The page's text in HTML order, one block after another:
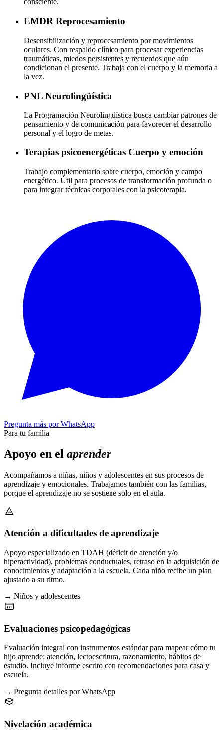
consciente.
EMDR Reprocesamiento
Desensibilización y reprocesamiento por movimientos
oculares. Con respaldo clínico para procesar experiencias
traumáticas, miedos persistentes y recuerdos que aún
condicionan el presente. Trabaja con el cuerpo y la memoria a
la vez.
PNL Neurolingüística
La Programación Neurolingüística busca cambiar patrones de
pensamiento y de comunicación para favorecer el desarrollo
personal y el logro de metas.
Terapias psicoenergéticas Cuerpo y emoción
Trabajo complementario sobre cuerpo, emoción y campo
energético. Útil para procesos de transformación profunda o
para integrar técnicas corporales con la psicoterapia.
Pregunta más por WhatsApp
Para tu familia
Apoyo en el aprender
Acompañamos a niñas, niños y adolescentes en sus procesos de
aprendizaje y emocionales. Trabajamos también con las familias,
porque el aprendizaje no se sostiene solo en el aula.
Atención a dificultades de aprendizaje
Apoyo especializado en TDAH (déficit de atención y/o
hiperactividad), problemas conductuales, retraso en la adquisición de
conocimientos y adaptación a la escuela. Cada niño recibe un plan
ajustado a su ritmo.
→ Niños y adolescentes
Evaluaciones psicopedagógicas
Evaluación integral con instrumentos estándar para mapear cómo tu
hijo aprende: atención, lectoescritura, razonamiento, hábitos de
estudio. Incluye informe escrito con recomendaciones para casa y
escuela.
→ Pregunta detalles por WhatsApp
Nivelación académica